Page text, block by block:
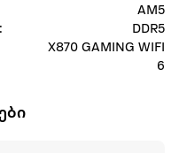
AM5
DDR5
X870 GAMING WIFI
6